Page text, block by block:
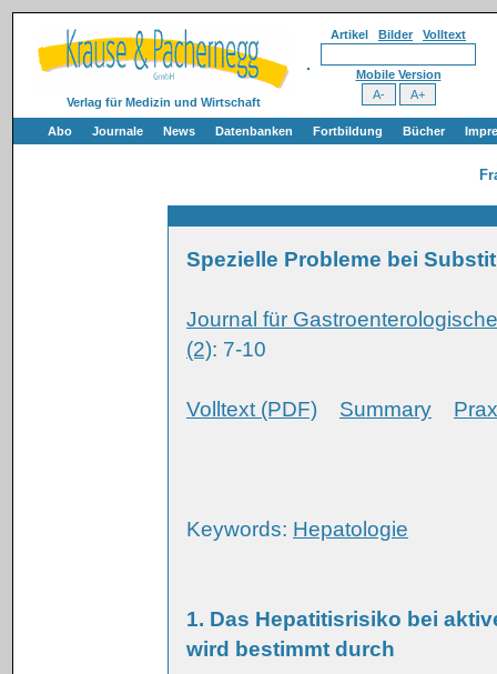
Verlag für Medizin und Wirtschaft
Artikel Bilder Volltext
Mobile Version
Abo Journale News Datenbanken Fortbildung Bücher
Spezielle Probleme bei
Journal für
(2): 7-10
Volltext (PDF) Summary
Keywords: Hepatologie
1. Das Hepatitisrisiko bei
wird bestimmt durch